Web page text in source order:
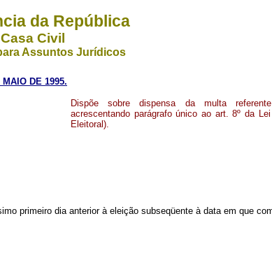
da República
Casa Civil
Assuntos Jurídicos
MAIO DE 1995.
Dispõe sobre dispensa da multa
acrescentando parágrafo único ao art. 8º da
Eleitoral).
primeiro dia anterior à eleição subseqüente à data em que